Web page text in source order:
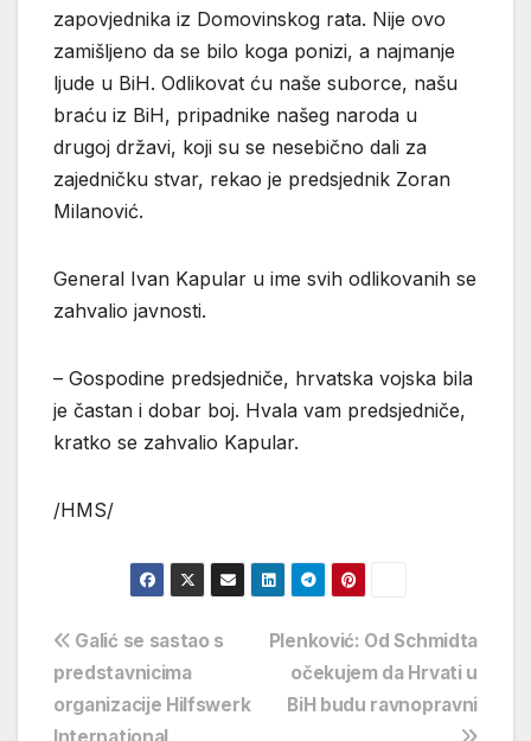
zapovjednika iz Domovinskog rata. Nije ovo
zamišljeno da se bilo koga ponizi, a najmanje
ljude u BiH. Odlikovat ću naše suborce, našu
braću iz BiH, pripadnike našeg naroda u
drugoj državi, koji su se nesebično dali za
zajedničku stvar, rekao je predsjednik Zoran
Milanović.
General Ivan Kapular u ime svih odlikovanih se
zahvalio javnosti.
– Gospodine predsjedniče, hrvatska vojska bila
je častan i dobar boj. Hvala vam predsjedniče,
kratko se zahvalio Kapular.
/HMS/
Navigacija
objava
Plenković: Od Schmidta
očekujem da Hrvati u
BiH budu ravnopravni
Galić se sastao s
predstavnicima
organizacije Hilfswerk
International